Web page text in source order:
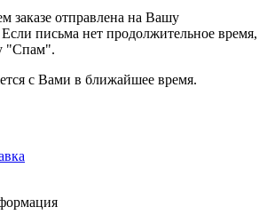
заказе отправлена на Вашу
письма нет продолжительное время,
"Спам".
с Вами в ближайшее время.